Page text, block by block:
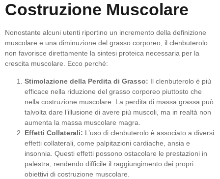
Costruzione Muscolare
Nonostante alcuni utenti riportino un incremento della definizione
muscolare e una diminuzione del grasso corporeo, il clenbuterolo
non favorisce direttamente la sintesi proteica necessaria per la
crescita muscolare. Ecco perché:
Stimolazione della Perdita di Grasso: Il clenbuterolo è più
efficace nella riduzione del grasso corporeo piuttosto che
nella costruzione muscolare. La perdita di massa grassa può
talvolta dare l’illusione di avere più muscoli, ma in realtà non
aumenta la massa muscolare magra.
Effetti Collaterali: L’uso di clenbuterolo è associato a diversi
effetti collaterali, come palpitazioni cardiache, ansia e
insonnia. Questi effetti possono ostacolare le prestazioni in
palestra, rendendo difficile il raggiungimento dei propri
obiettivi di costruzione muscolare.